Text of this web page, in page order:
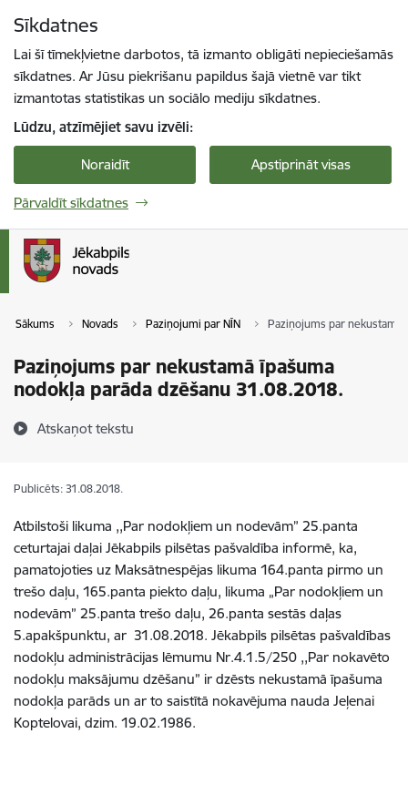
Sīkdatnes
Lai šī tīmekļvietne darbotos, tā izmanto obligāti nepieciešamās
sīkdatnes. Ar Jūsu piekrišanu papildus šajā vietnē var tikt
izmantotas statistikas un sociālo mediju sīkdatnes.
Lūdzu, atzīmējiet savu izvēli:
Noraidīt Apstiprināt visas
Pārvaldīt sīkdatnes
Sākums Novads Paziņojumi par NĪN Paziņojums par nekustamā
Paziņojums par nekustamā īpašuma
nodokļa parāda dzēšanu 31.08.2018.
Atskaņot tekstu
Publicēts: 31.08.2018.
Atbilstoši likuma ,,Par nodokļiem un nodevām” 25.panta
ceturtajai daļai Jēkabpils pilsētas pašvaldība informē, ka,
pamatojoties uz Maksātnespējas likuma 164.panta pirmo un
trešo daļu, 165.panta piekto daļu, likuma „Par nodokļiem un
nodevām” 25.panta trešo daļu, 26.panta sestās daļas
5.apakšpunktu, ar 31.08.2018. Jēkabpils pilsētas pašvaldības
nodokļu administrācijas lēmumu Nr.4.1.5/250 ,,Par nokavēto
nodokļu maksājumu dzēšanu” ir dzēsts nekustamā īpašuma
nodokļa parāds un ar to saistītā nokavējuma nauda Jeļenai
Koptelovai, dzim. 19.02.1986.